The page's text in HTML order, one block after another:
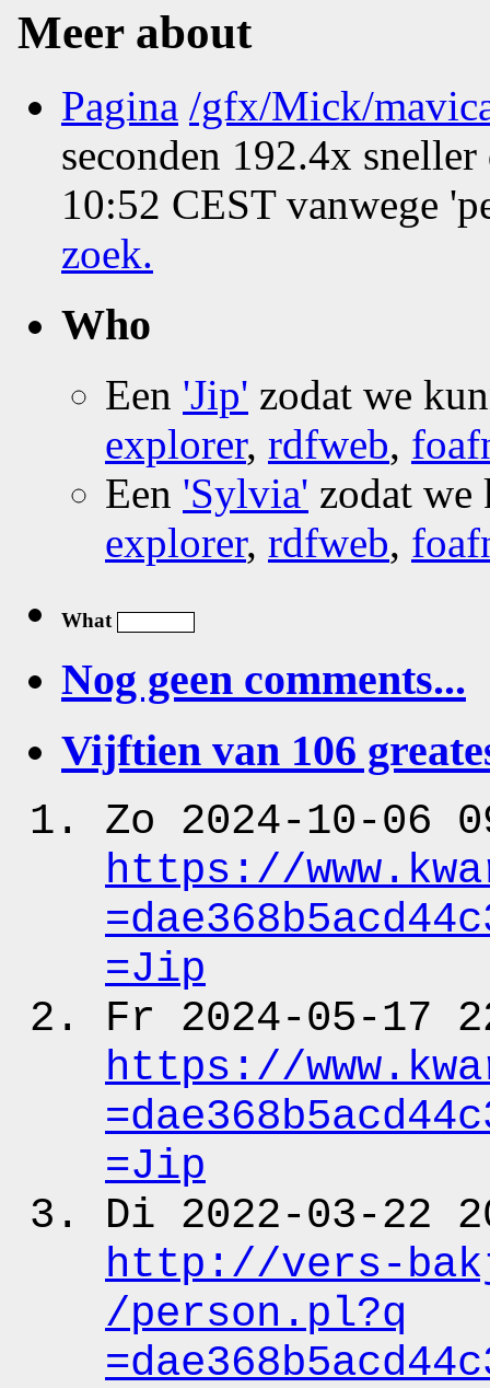
Meer about
Pagina /gfx/Mick/
seconden 192.4x
10:52 CEST vanwege
zoek.
Who
Een 'Jip' zodat we
explorer, rdfweb,
Een 'Sylvia' zodat
explorer, rdfweb,
What
Nog geen comments...
Vijftien van 106
Zo 2024-10-06
https://
=Jip
Fr 2024-05-17
https://
=Jip
Di 2022-03-22
http://vers-
/person.pl?q